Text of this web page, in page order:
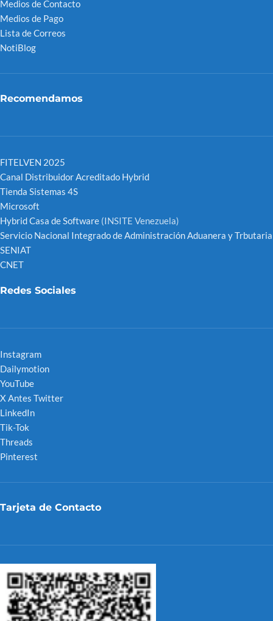
Medios de Contacto
Medios de Pago
Lista de Correos
NotiBlog
Recomendamos
FITELVEN 2025
Canal Distribuidor Acreditado Hybrid
Tienda Sistemas 4S
Microsoft
Hybrid Casa de Software (INSITE Venezuela)
Servicio Nacional Integrado de Administración Aduanera y Trbutaria
SENIAT
CNET
Redes Sociales
Instagram
Dailymotion
YouTube
X Antes Twitter
LinkedIn
Tik-Tok
Threads
Pinterest
Tarjeta de Contacto